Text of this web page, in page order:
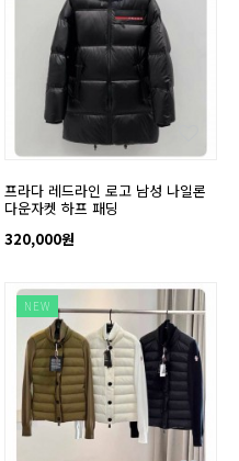
프라다 레드라인 로고 남성 나일론
다운자켓 하프 패딩
320,000원
NEW